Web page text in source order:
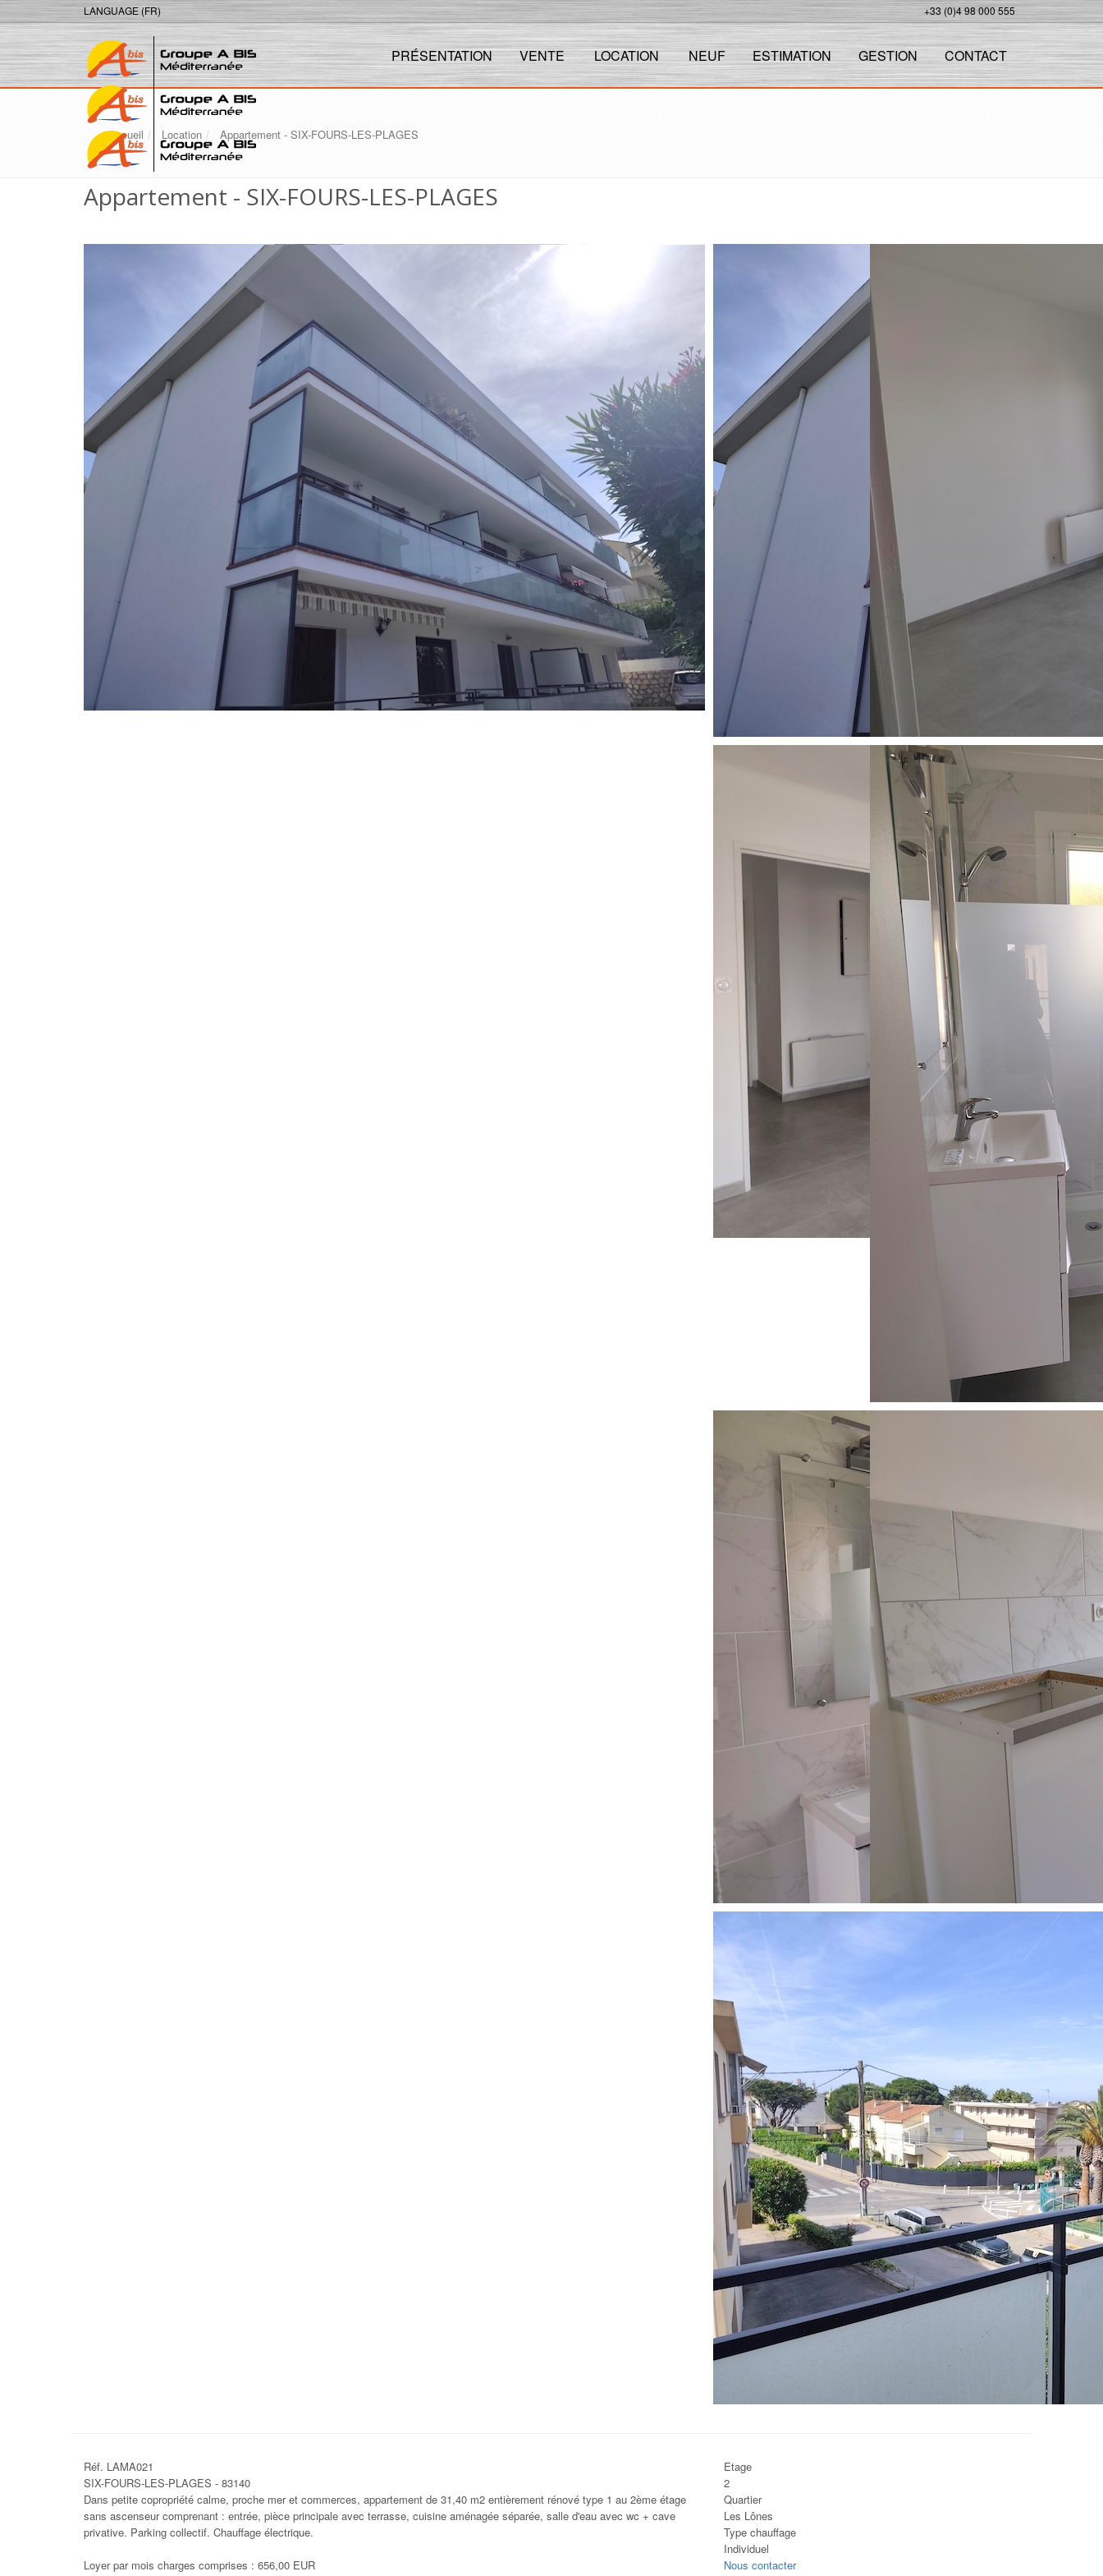
LANGUAGE (FR) +33 (0)4 98 000 555
PRÉSENTATION VENTE LOCATION NEUF ESTIMATION GESTION CONTACT
Accueil Location Appartement - SIX-FOURS-LES-PLAGES
Appartement - SIX-FOURS-LES-PLAGES
Réf. LAMA021
SIX-FOURS-LES-PLAGES - 83140
Dans petite copropriété calme, proche mer et commerces, appartement de 31,40 m2 entièrement rénové type 1 au 2ème étage
sans ascenseur comprenant : entrée, pièce principale avec terrasse, cuisine aménagée séparée, salle d'eau avec wc + cave
privative. Parking collectif. Chauffage électrique.
Loyer par mois charges comprises : 656,00 EUR
Etage
2
Quartier
Les Lônes
Type chauffage
Individuel
Nous contacter